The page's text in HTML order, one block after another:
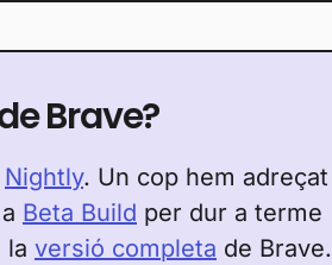
Brave?
Nightly. Un cop hem adreçat
Beta Build per dur a terme
la versió completa de Brave.